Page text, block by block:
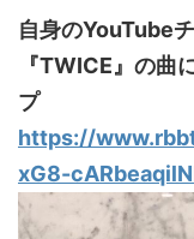
自身のYouTube
『TWICE』の曲
プ
https://
xG8-